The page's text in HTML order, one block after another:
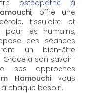
ostéopathe à
, offre une
tissulaire et
pour les humains,
des séances
un bien-être
à son savoir-
approches
Hamouchivous
chaque besoin.